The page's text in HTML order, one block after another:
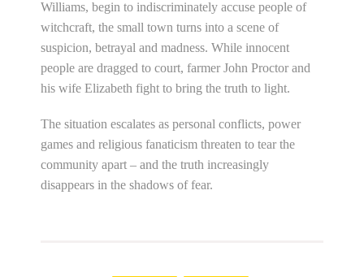
Williams, begin to indiscriminately accuse people of
witchcraft, the small town turns into a scene of
suspicion, betrayal and madness. While innocent
people are dragged to court, farmer John Proctor and
his wife Elizabeth fight to bring the truth to light.
The situation escalates as personal conflicts, power
games and religious fanaticism threaten to tear the
community apart – and the truth increasingly
disappears in the shadows of fear.